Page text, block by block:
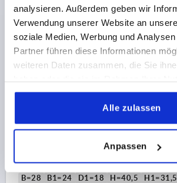
analysieren. Außerdem geben wir
Verwendung unserer Website an
soziale Medien, Werbung und
Partner führen diese Informationen
weiteren Daten zusammen, die Sie
gesammelt haben.
Alle zulassen
Anpassen
TRAGKRAFT N =2900
AUSFÜHRUNG 1=MIT
B=28
B1=24 D1=18 H=40,5 H1=31,5